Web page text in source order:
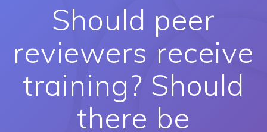
Should peer
reviewers receive
training? Should
there be